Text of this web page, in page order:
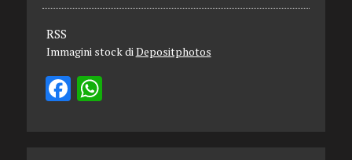
RSS
Immagini stock di Depositphotos